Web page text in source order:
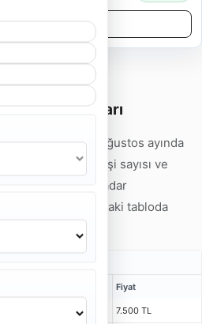
Takımı Fiyatları
fiyatları 2026 Ağustos ayında
Hizmet tipi, ekip kişi sayısı ve
32.000 TL'ye kadar
örneklerini aşağıdaki tabloda
Fiyat
7.500 TL